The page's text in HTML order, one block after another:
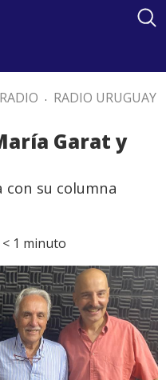
RADIO . RADIO URUGUAY
Garat y
su columna
< 1 minuto